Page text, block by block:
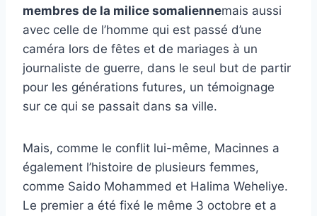
membres de la milice somaliennemais aussi
avec celle de l’homme qui est passé d’une
caméra lors de fêtes et de mariages à un
journaliste de guerre, dans le seul but de partir
pour les générations futures, un témoignage
sur ce qui se passait dans sa ville.
Mais, comme le conflit lui-même, Macinnes a
également l’histoire de plusieurs femmes,
comme Saido Mohammed et Halima Weheliye.
Le premier a été fixé le même 3 octobre et a